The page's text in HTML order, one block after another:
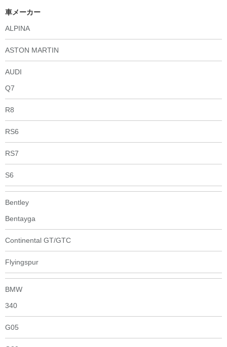
車メーカー
ALPINA
ASTON MARTIN
AUDI
Q7
R8
RS6
RS7
S6
Bentley
Bentayga
Continental GT/GTC
Flyingspur
BMW
340
G05